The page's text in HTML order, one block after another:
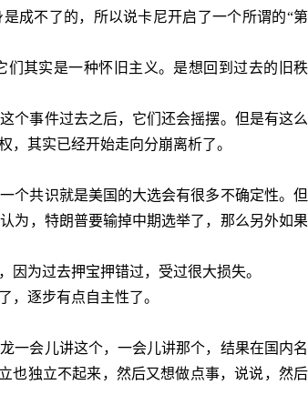
成不了的，所以说卡尼开启了一个所谓的“第
其实是一种怀旧主义。是想回到过去的旧秩
个事件过去之后，它们还会摇摆。但是有这么
，其实已经开始走向分崩离析了。
个共识就是美国的大选会有很多不确定性。但
为，特朗普要输掉中期选举了，那么另外如果
因为过去押宝押错过，受过很大损失。
，逐步有点自主性了。
一会儿讲这个，一会儿讲那个，结果在国内名
也独立不起来，然后又想做点事，说说，然后